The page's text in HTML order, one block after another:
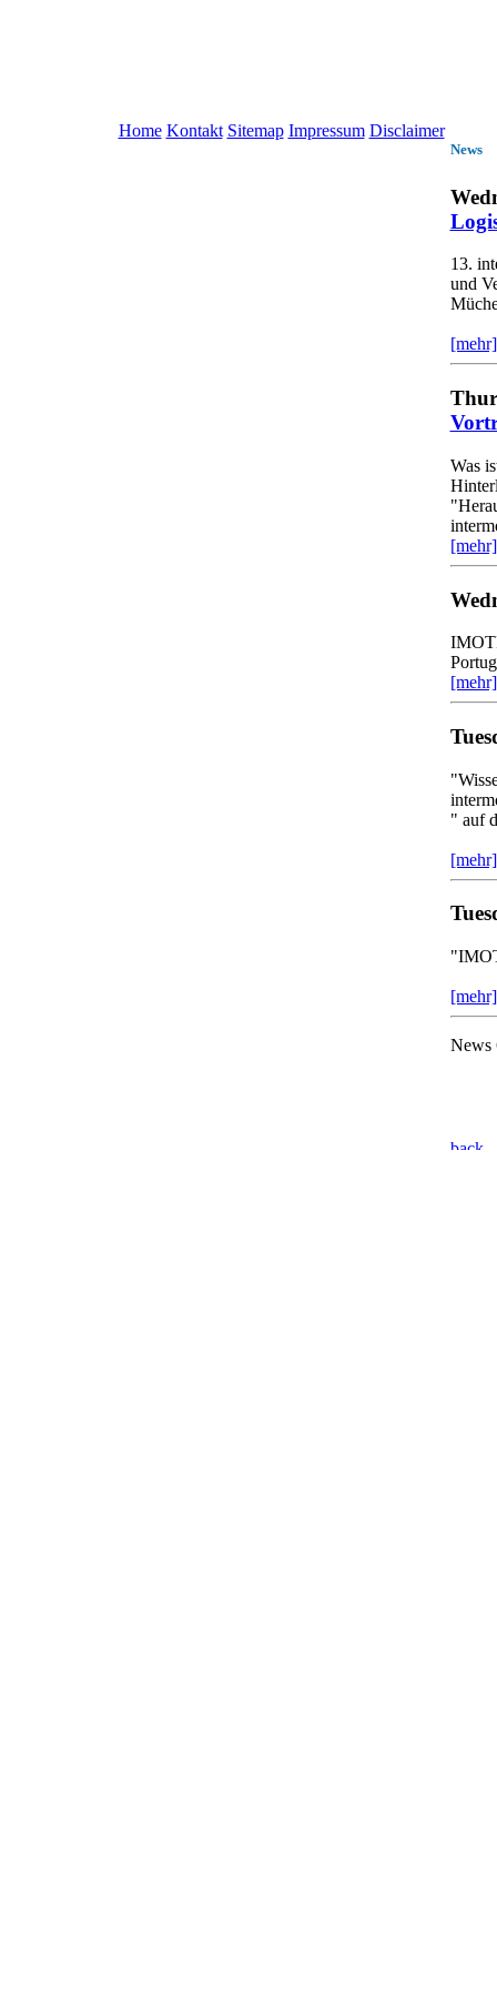
Home Kontakt Sitemap Impressum Disclaimer
News
13.
und
[mehr]
Was
[mehr]
[mehr]
" auf
[mehr]
[mehr]
News